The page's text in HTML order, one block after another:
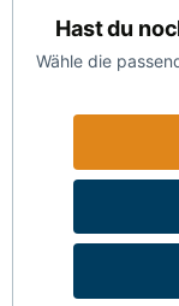
Hast du
Wähle die